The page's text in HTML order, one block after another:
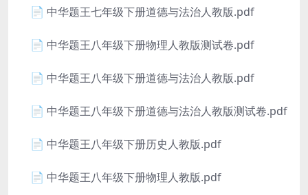
📄 中华题王七年级下册道德与法治人教版.pdf
📄 中华题王八年级下册物理人教版测试卷.pdf
📄 中华题王八年级下册道德与法治人教版.pdf
📄 中华题王八年级下册道德与法治人教版测试卷.pdf
📄 中华题王八年级下册历史人教版.pdf
📄 中华题王八年级下册物理人教版.pdf